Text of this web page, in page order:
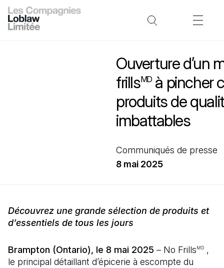
Ouverture d’un
frillsMDà pincher
produits de
imbattables
Communiqués de presse
8 mai 2025
Découvrez une grande sélection de produits et
d’essentiels de tous les jours
Brampton (Ontario), le 8 mai 2025 – No FrillsMD ,
le principal détaillant d’épicerie à escompte du